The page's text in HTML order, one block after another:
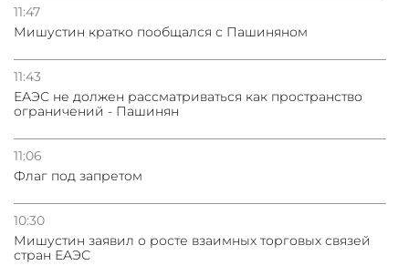
11:47
Мишустин кратко пообщался с Пашиняном
11:43
ЕАЭС не должен рассматриваться как пространство
ограничений - Пашинян
11:06
Флаг под запретом
10:30
Мишустин заявил о росте взаимных торговых связей
стран ЕАЭС